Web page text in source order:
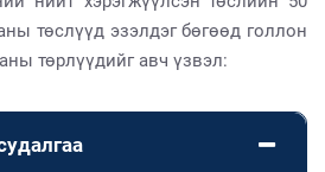
төслүүд эзэлдэг бөгөөд голлон
төрлүүдийг авч үзвэл: